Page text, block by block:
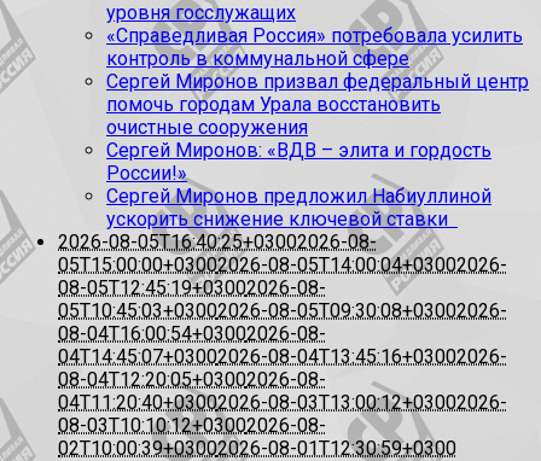
уровня госслужащих
«Справедливая Россия» потребовала усилить
контроль в коммунальной сфере
Сергей Миронов призвал федеральный центр
помочь городам Урала восстановить
очистные сооружения
Сергей Миронов: «ВДВ – элита и гордость
России!»
Сергей Миронов предложил Набиуллиной
ускорить снижение ключевой ставки
2026-08-05T16:40:25+03002026-08-
05T15:00:00+03002026-08-05T14:00:04+03002026-
08-05T12:45:19+03002026-08-
05T10:45:03+03002026-08-05T09:30:08+03002026-
08-04T16:00:54+03002026-08-
04T14:45:07+03002026-08-04T13:45:16+03002026-
08-04T12:20:05+03002026-08-
04T11:20:40+03002026-08-03T13:00:12+03002026-
08-03T10:10:12+03002026-08-
02T10:00:39+03002026-08-01T12:30:59+0300